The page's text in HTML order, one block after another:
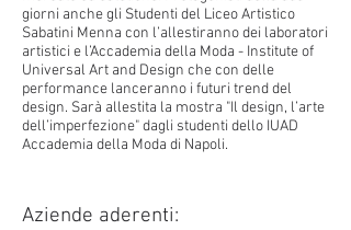
giorni anche gli Studenti del Liceo Artistico
Sabatini Menna con l’allestiranno dei laboratori
artistici e l’Accademia della Moda - Institute of
Universal Art and Design che con delle
performance lanceranno i futuri trend del
design. Sarà allestita la mostra "Il design, l’arte
dell’imperfezione" dagli studenti dello IUAD
Accademia della Moda di Napoli.
Aziende aderenti: